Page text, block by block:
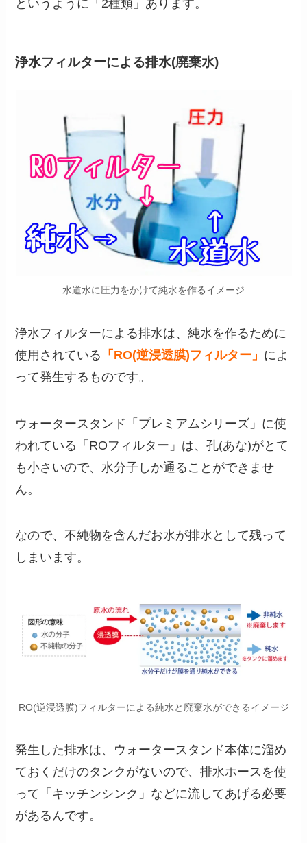
というように「2種類」あります。
浄水フィルターによる排水(廃棄水)
水道水に圧力をかけて純水を作るイメージ
浄水フィルターによる排水は、純水を作るために
使用されている 「RO(逆浸透膜)フィルター」 によ
って発生するものです。
ウォータースタンド「プレミアムシリーズ」に使
われている「ROフィルター」は、孔(あな)がとて
も小さいので、水分子しか通ることができませ
ん。
なので、不純物を含んだお水が排水として残って
しまいます。
RO(逆浸透膜)フィルターによる純水と廃棄水ができるイメージ
発生した排水は、ウォータースタンド本体に溜め
ておくだけのタンクがないので、排水ホースを使
って「キッチンシンク」などに流してあげる必要
があるんです。